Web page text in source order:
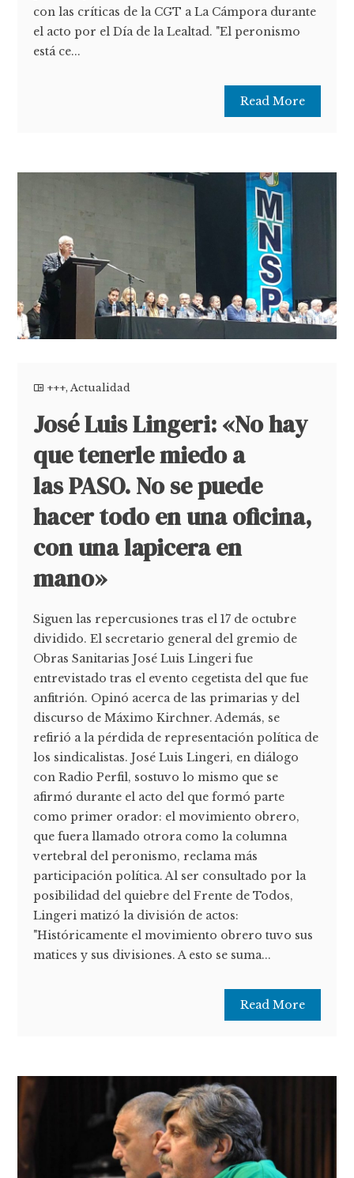
con las críticas de la CGT a La Cámpora durante
el acto por el Día de la Lealtad. "El peronismo
está ce...
Read More
+++,Actualidad
José Luis Lingeri: «No hay
que tenerle miedo a
las PASO. No se puede
hacer todo en una oficina,
con una lapicera en
mano»
Siguen las repercusiones tras el 17 de octubre
dividido. El secretario general del gremio de
Obras Sanitarias José Luis Lingeri fue
entrevistado tras el evento cegetista del que fue
anfitrión. Opinó acerca de las primarias y del
discurso de Máximo Kirchner. Además, se
refirió a la pérdida de representación política de
los sindicalistas. José Luis Lingeri, en diálogo
con Radio Perfil, sostuvo lo mismo que se
afirmó durante el acto del que formó parte
como primer orador: el movimiento obrero,
que fuera llamado otrora como la columna
vertebral del peronismo, reclama más
participación política. Al ser consultado por la
posibilidad del quiebre del Frente de Todos,
Lingeri matizó la división de actos:
"Históricamente el movimiento obrero tuvo sus
matices y sus divisiones. A esto se suma...
Read More